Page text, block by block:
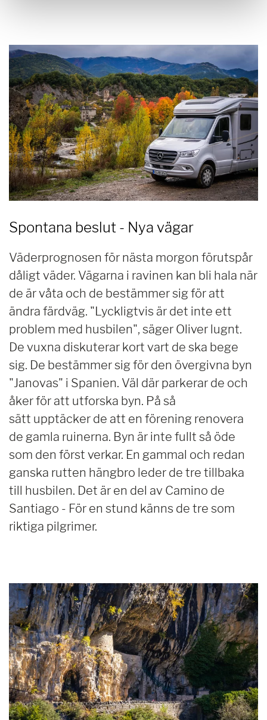
Spontana beslut - Nya vägar
Väderprognosen för nästa morgon förutspår
dåligt väder. Vägarna i ravinen kan bli hala när
de är våta och de bestämmer sig för att
ändra färdväg. "Lyckligtvis är det inte ett
problem med husbilen", säger Oliver lugnt.
De vuxna diskuterar kort vart de ska bege
sig. De bestämmer sig för den övergivna byn
"Janovas" i Spanien. Väl där parkerar de och
åker för att utforska byn. På så
sätt upptäcker de att en förening renovera
de gamla ruinerna. Byn är inte fullt så öde
som den först verkar. En gammal och redan
ganska rutten hängbro leder de tre tillbaka
till husbilen. Det är en del av Camino de
Santiago - För en stund känns de tre som
riktiga pilgrimer.